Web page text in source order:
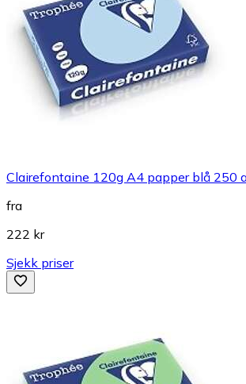
Clairefontaine 120g A4 papper blå 250
fra
222 kr
Sjekk priser